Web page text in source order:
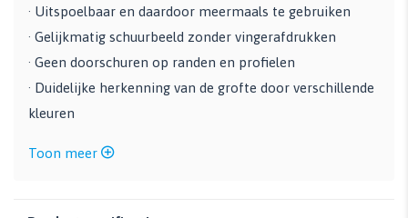
· Uitspoelbaar en daardoor meermaals te gebruiken
· Gelijkmatig schuurbeeld zonder vingerafdrukken
· Geen doorschuren op randen en profielen
· Duidelijke herkenning van de grofte door verschillende
kleuren
Toon meer